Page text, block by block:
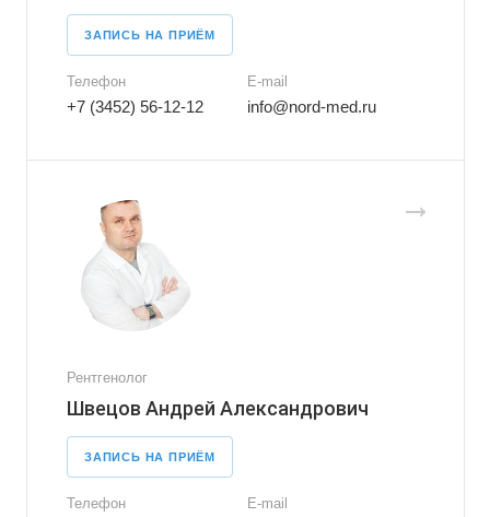
ЗАПИСЬ НА ПРИЁМ
Телефон
+7 (3452) 56-12-12
E-mail
info@nord-med.ru
Рентгенолог
Швецов Андрей Александрович
ЗАПИСЬ НА ПРИЁМ
Телефон E-mail